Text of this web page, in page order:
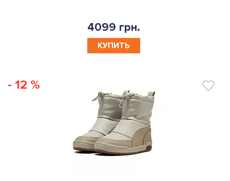
4099 грн.
КУПИТЬ
- 12 %